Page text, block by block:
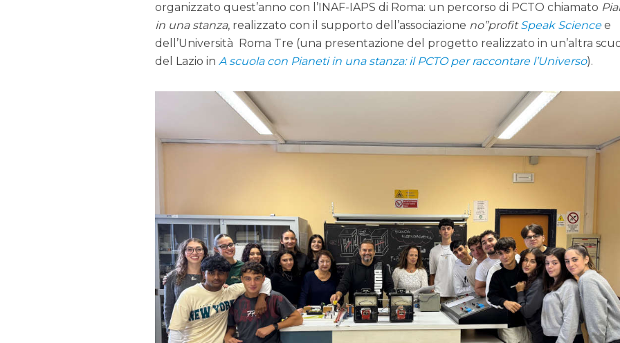
organizzato quest’anno con l’INAF-IAPS di Roma: un percorso di PCTO chiamato
in una stanza, realizzato con il supporto dell’associazione no”profit Speak Sciencee
dell’Università Roma Tre (una presentazione del progetto realizzato in un’altra
del Lazio inA scuola con Pianeti in una stanza: il PCTO per raccontare l’Universo).